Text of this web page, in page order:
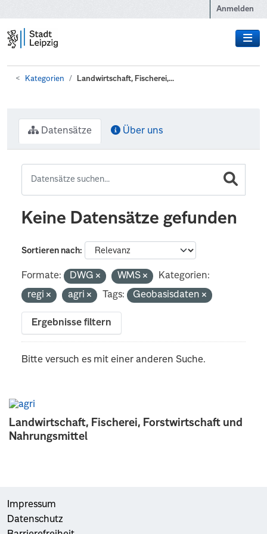
Anmelden
Kategorien Landwirtschaft, Fischerei,...
Landwirtschaft, Fischerei, Forstwirtschaft und
Nahrungsmittel
Datensätze Über uns
Keine Datensätze gefunden
Sortieren nach
Formate: DWG WMS
Kategorien:
regi
agri Tags: Geobasisdaten
Ergebnisse filtern
Bitte versuch es mit einer anderen Suche.
Impressum
Datenschutz